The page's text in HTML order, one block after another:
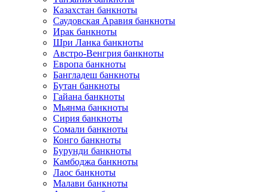
Казахстан банкноты
Саудовская Аравия банкноты
Ирак банкноты
Шри Ланка банкноты
Австро-Венгрия банкноты
Европа банкноты
Бангладеш банкноты
Бутан банкноты
Гайана банкноты
Мьянма банкноты
Сирия банкноты
Сомали банкноты
Конго банкноты
Бурунди банкноты
Камбоджа банкноты
Лаос банкноты
Малави банкноты